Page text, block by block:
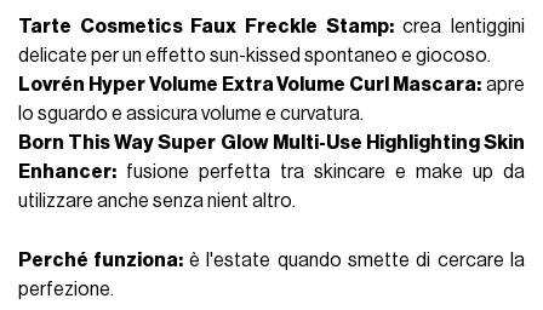
Tarte Cosmetics Faux Freckle Stamp:crea
lentiggini
delicate per un effetto sun-kissed spontaneo e giocoso.
Lovrén Hyper Volume Extra Volume Curl Mascara: apre
lo sguardoe assicura volume e curvatura.
Born This Way Super Glow Multi-Use Highlighting Skin
Enhancer: fusione perfetta tra skincare e make up da
utilizzare anche senza nient altro.
Perché funziona: è l'estate quando smette di cercare la
perfezione.